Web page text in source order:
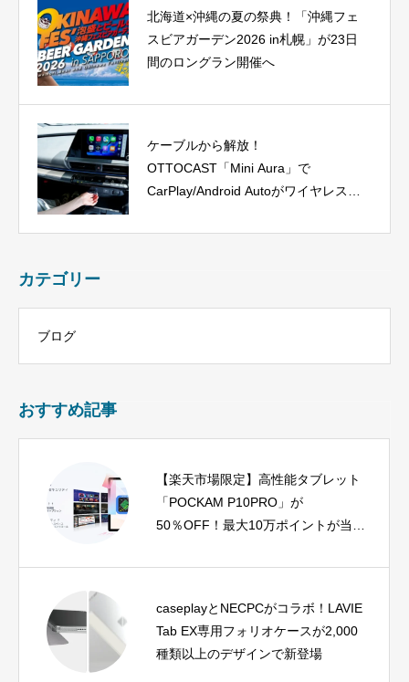
北海道×沖縄の夏の祭典！「沖縄フェ
スビアガーデン2026 in札幌」が23日
間のロングラン開催へ
ケーブルから解放！
OTTOCAST「Mini Aura」で
CarPlay/Android Autoがワイヤレス
カテゴリー
ブログ
おすすめ記事
【楽天市場限定】高性能タブレット
「POCKAM P10PRO」が
50％OFF！最大10万ポイントが当た
caseplayとNECPCがコラボ！LAVIE
Tab EX専用フォリオケースが2,000
種類以上のデザインで新登場